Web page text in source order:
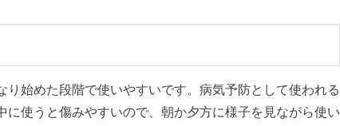
始めた段階で使いやすいです。病気予防として使われる
使うと傷みやすいので、朝か夕方に様子を見ながら使い